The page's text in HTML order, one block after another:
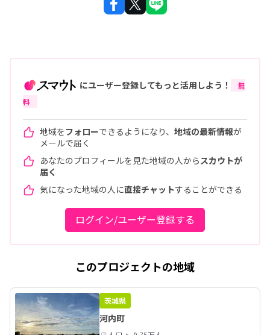
にユーザー登録してもっと活用しよう！
無
料
地域をフォローできるようになり、 地域の最新情報が
メールで届く
あなたのプロフィールを見た地域の人から スカウトが
届く
気になった地域の人に直接チャットすることができる
ログイン/ユーザー登録する
このプロジェクトの地域
茨城県
河内町